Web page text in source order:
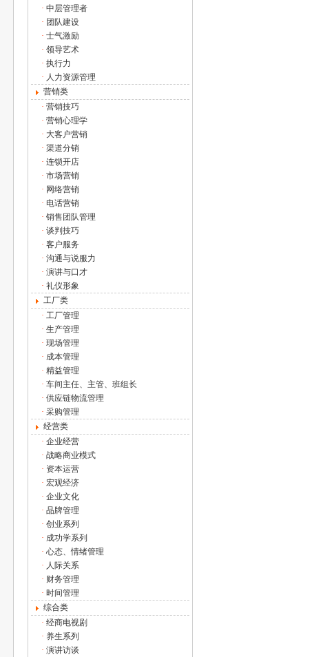
· 中层管理者
· 团队建设
· 士气激励
· 领导艺术
· 执行力
· 人力资源管理
营销类
· 营销技巧
· 营销心理学
· 大客户营销
· 渠道分销
· 连锁开店
· 市场营销
· 网络营销
· 电话营销
· 销售团队管理
· 谈判技巧
· 客户服务
· 沟通与说服力
· 演讲与口才
· 礼仪形象
工厂类
· 工厂管理
· 生产管理
· 现场管理
· 成本管理
· 精益管理
· 车间主任、主管、班组长
· 供应链物流管理
· 采购管理
经营类
· 企业经营
· 战略商业模式
· 资本运营
· 宏观经济
· 企业文化
· 品牌管理
· 创业系列
· 成功学系列
· 心态、情绪管理
· 人际关系
· 财务管理
· 时间管理
综合类
· 经商电视剧
· 养生系列
· 演讲访谈